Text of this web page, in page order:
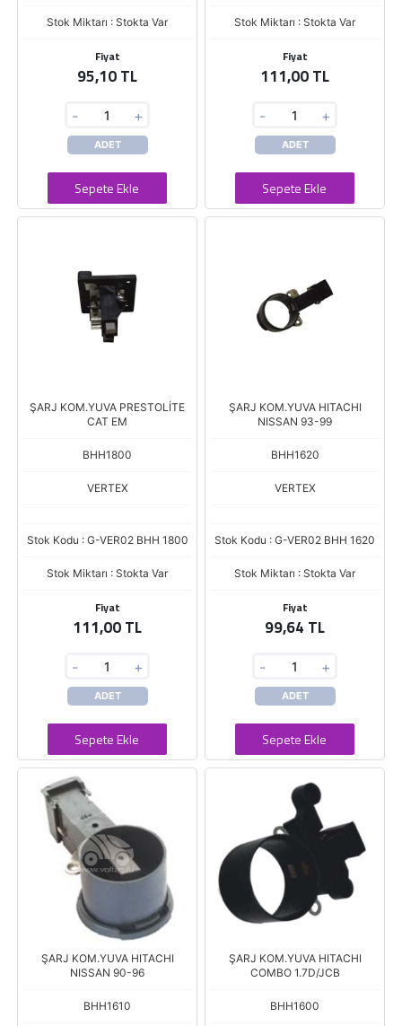
Stok Miktarı : Stokta Var
Fiyat
95,10 TL
- +
ADET
Sepete Ekle
Stok Miktarı : Stokta Var
Fiyat
111,00 TL
- +
ADET
Sepete Ekle
ŞARJ KOM.YUVA PRESTOLİTE
CAT EM
BHH1800
VERTEX
Stok Kodu : G-VER02 BHH 1800
Stok Miktarı : Stokta Var
Fiyat
111,00 TL
- +
ADET
Sepete Ekle
ŞARJ KOM.YUVA HITACHI
NISSAN 93-99
BHH1620
VERTEX
Stok Kodu : G-VER02 BHH 1620
Stok Miktarı : Stokta Var
Fiyat
99,64 TL
- +
ADET
Sepete Ekle
ŞARJ KOM.YUVA HITACHI
NISSAN 90-96
BHH1610
ŞARJ KOM.YUVA HITACHI
COMBO 1.7D/JCB
BHH1600